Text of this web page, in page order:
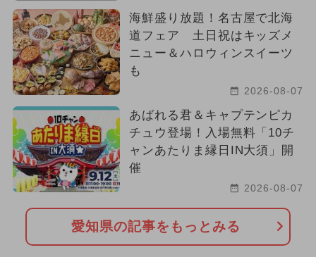
海鮮盛り放題！名古屋で北海
道フェア 土日祝はキッズメ
ニュー＆ハロウィンスイーツ
も
2026-08-07
あばれる君＆キャプテンピカ
チュウ登場！入場無料「10チ
ャンあたりま縁日IN大須」開
催
2026-08-07
愛知県の記事をもっとみる